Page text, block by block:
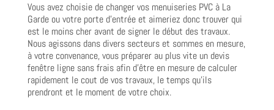
Vous avez choisie de changer vos menuiseries PVC à La
Garde ou votre porte d’entrée et aimeriez donc trouver qui
est le moins cher avant de signer le début des travaux.
Nous agissons dans divers secteurs et sommes en mesure,
à votre convenance, vous préparer au plus vite un devis
fenêtre ligne sans frais afin d’être en mesure de calculer
rapidement le cout de vos travaux, le temps qu’ils
prendront et le moment de votre choix.